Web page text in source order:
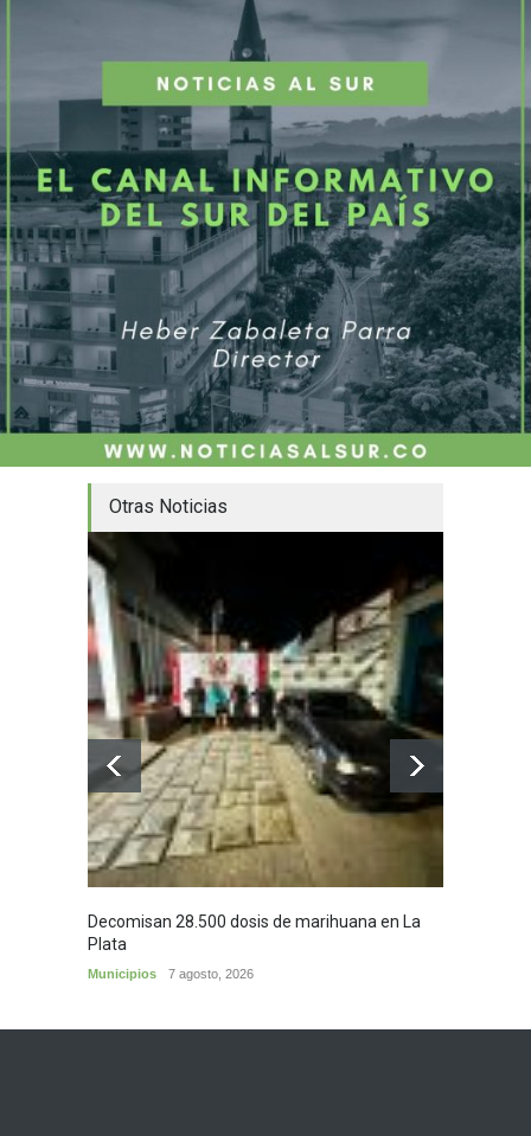
Otras Noticias
Decomisan 28.500 dosis de marihuana en La
Plata
Municipios 7 agosto, 2026